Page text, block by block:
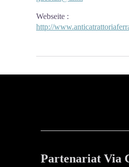
Webseite :
http://
Partenariat Via